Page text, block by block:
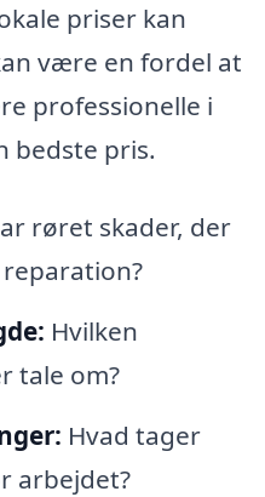
priser kan
være en fordel at
professionelle i
bedste pris.
røret skader, der
Hvilken
tale om?
Hvad tager
arbejdet?